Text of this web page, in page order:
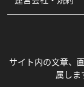
利用規約
サイト内の文章、
属しま